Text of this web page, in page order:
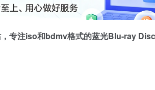
专注iso和bdmv格式的蓝光Blu-ray